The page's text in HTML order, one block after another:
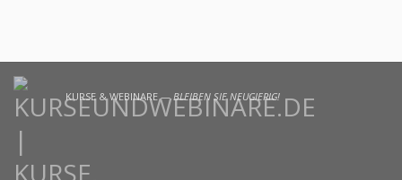
KURSE & WEBINARE —BLEIBEN SIE NEUGIERIG!